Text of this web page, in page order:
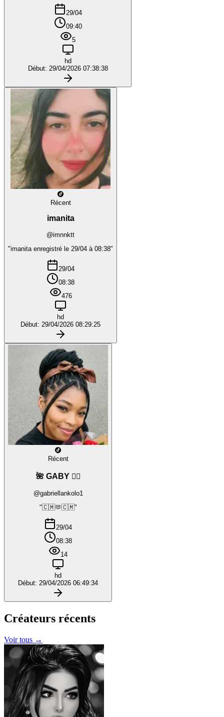
29/04
09:40
5
hd
Début: 29/04/2026 07:38:38
Récent
imanita
@imnnktt
"imanita enregistré le 29/04 à 08:38"
29/04
08:38
476
hd
Début: 29/04/2026 08:29:25
Récent
🌺 GABY ❤️‍🔥
@gabriellankolo1
"🇨🇲🫶🇨🇲"
29/04
08:38
14
hd
Début: 29/04/2026 06:49:34
Créateurs récents
Voir tous →